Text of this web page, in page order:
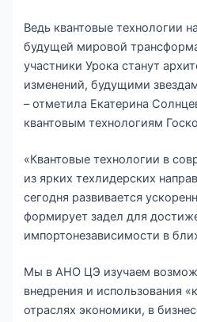
Ведь квантовые технологии
будущей мировой
участники Урока станут
изменений, будущими
– отметила Екатерина
квантовым технологиям
«Квантовые технологии в
из ярких техлидерских
сегодня развивается
формирует задел для
импортонезависимости в
Мы в АНО ЦЭ изучаем
внедрения и использования
отраслях экономики, в